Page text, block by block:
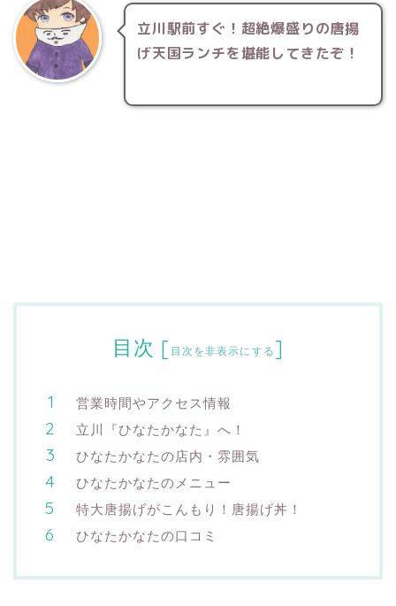
立川駅前すぐ！超絶爆盛りの唐揚
げ天国ランチを堪能してきたぞ！
目次 [ 目次を非表示にする]
営業時間やアクセス情報
立川『ひなたかなた』へ！
ひなたかなたの店内・雰囲気
ひなたかなたのメニュー
特大唐揚げがこんもり！唐揚げ丼！
ひなたかなたの口コミ